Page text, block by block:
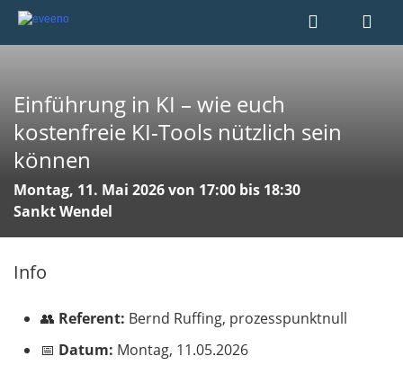
Einführung in KI – wie euch
kostenfreie KI-Tools nützlich sein
können
Montag, 11. Mai 2026 von 17:00 bis 18:30
Sankt Wendel
Info
👥 Referent: Bernd Ruffing, prozesspunktnull
📅 Datum: Montag, 11.05.2026